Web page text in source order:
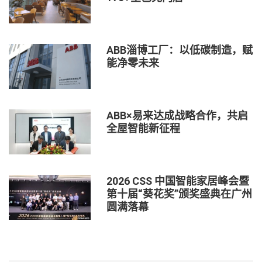
ABB淄博工厂：以低碳制造，赋
能净零未来
ABB×易来达成战略合作，共启
全屋智能新征程
2026 CSS 中国智能家居峰会暨
第十届“葵花奖”颁奖盛典在广州
圆满落幕